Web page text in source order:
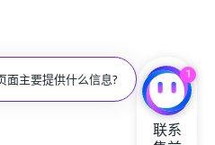
面主要提供什么信息? 1
联系